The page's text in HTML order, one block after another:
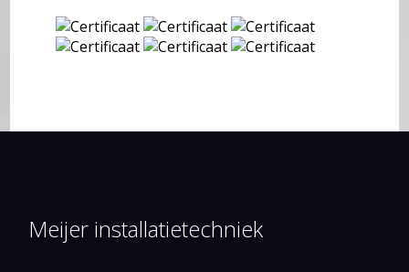
Meijer installatietechniek